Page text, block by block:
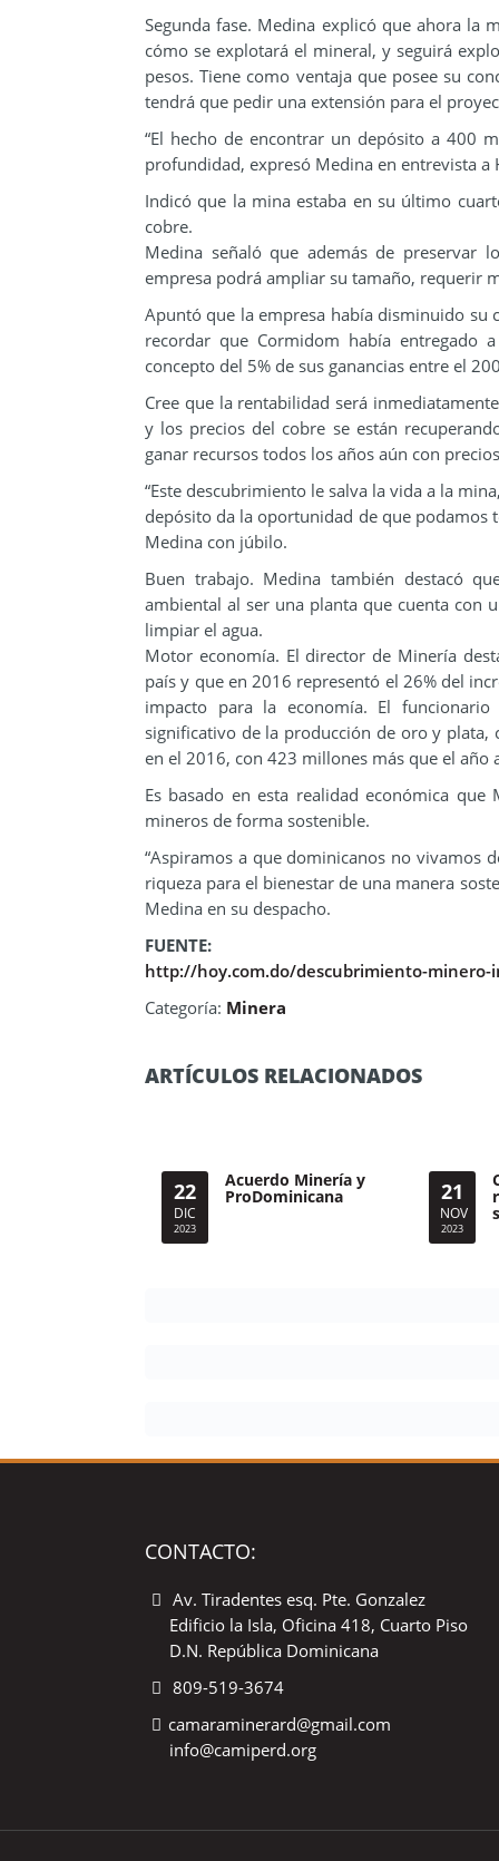
Segunda fase. Medina explicó que ahora la
cómo se explotará el mineral, y seguirá
pesos. Tiene como ventaja que posee su
tendrá que pedir una extensión para el
“El hecho de encontrar un depósito a 400
profundidad, expresó Medina en entrevista a
Indicó que la mina estaba en su último
cobre.
Medina señaló que además de preservar
empresa podrá ampliar su tamaño, requerir
Apuntó que la empresa había disminuido
recordar que Cormidom había
concepto del 5% de sus ganancias entre el
Cree que la rentabilidad será
y los precios del cobre se están
ganar recursos todos los años aún con
“Este descubrimiento le salva la vida a la
depósito da la oportunidad de que podamos
Medina con júbilo.
Buen trabajo. Medina también destacó
ambiental al ser una planta que cuenta con
limpiar el agua.
Motor economía. El director de Minería
país y que en 2016 representó el 26% del
impacto para la economía. El
significativo de la producción de oro y plata,
en el 2016, con 423 millones más que el año
Es basado en esta realidad económica
mineros de forma sostenible.
“Aspiramos a que dominicanos no vivamos
riqueza para el bienestar de una manera
Medina en su despacho.
FUENTE:
http://hoy.com.do/descubrimiento-minero-
Categoría: Minera
ARTÍCULOS RELACIONADOS
22
DIC
2023
Acuerdo Minería y
ProDominicana 21
NOV
2023
CONTACTO:
Av. Tiradentes esq. Pte. Gonzalez
Edificio la Isla, Oficina 418, Cuarto Piso
D.N. República Dominicana
809-519-3674
camaraminerard@gmail.com
info@camiperd.org